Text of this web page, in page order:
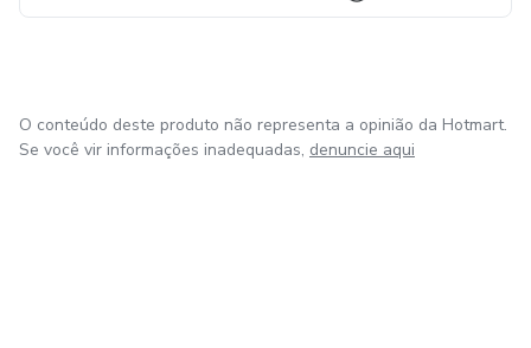
O conteúdo deste produto não representa a opinião da Hotmart.
Se você vir informações inadequadas, denuncie aqui